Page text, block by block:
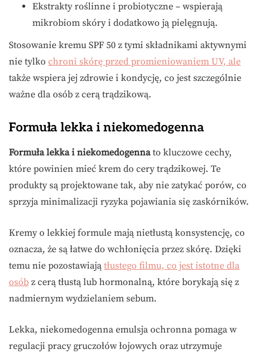
Ekstrakty roślinne i probiotyczne – wspierają
mikrobiom skóry i dodatkowo ją pielęgnują.
Stosowanie kremu SPF 50 z tymi składnikami aktywnymi
nie tylko chroni skórę przed promieniowaniem UV, ale
także wspiera jej zdrowie i kondycję, co jest szczególnie
ważne dla osób z cerą trądzikową.
Formuła lekka i niekomedogenna
Formuła lekka i niekomedogennato kluczowe cechy,
które powinien mieć krem do cery trądzikowej. Te
produkty są projektowane tak, aby nie zatykać porów, co
sprzyja minimalizacji ryzyka pojawiania się zaskórników.
Kremy o lekkiej formule mają nietłustą konsystencję, co
oznacza, że są łatwe do wchłonięcia przez skórę. Dzięki
temu nie pozostawiają tłustego filmu, co jest istotne dla
osób z cerą tłustą lub hormonalną, które borykają się z
nadmiernym wydzielaniem sebum.
Lekka, niekomedogenna emulsja ochronna pomaga w
regulacji pracy gruczołów łojowych oraz utrzymuje